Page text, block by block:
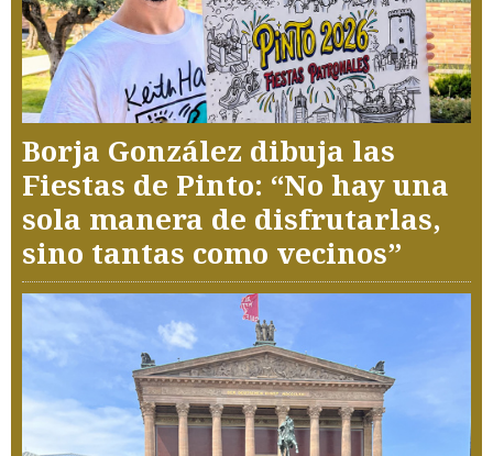
Borja González dibuja las
Fiestas de Pinto: “No hay una
sola manera de disfrutarlas,
sino tantas como vecinos”